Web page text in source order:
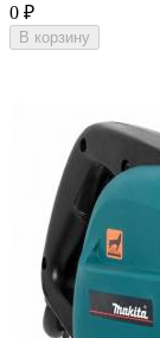
0 ₽
В корзину